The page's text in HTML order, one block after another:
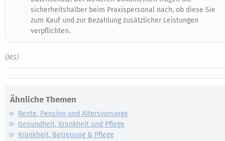
sicherheitshalber beim Praxispersonal nach, ob diese Sie
zum Kauf und zur Bezahlung zusätzlicher Leistungen
verpflichten.
(MS)
Ähnliche Themen
Rente, Pension und Altersvorsorge
Gesundheit, Krankheit und Pflege
Krankheit, Betreuung & Pflege